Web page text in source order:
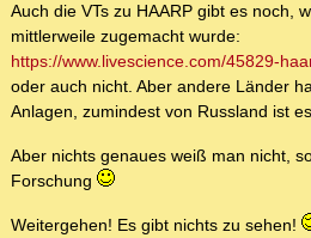
Auch die VTs zu HAARP gibt es noch,
mittlerweile zugemacht wurde:
https://www.livescience.com/45829-
oder auch nicht. Aber andere Länder
Anlagen, zumindest von Russland ist
Aber nichts genaues weiß man nicht,
Forschung
Weitergehen! Es gibt nichts zu sehen!